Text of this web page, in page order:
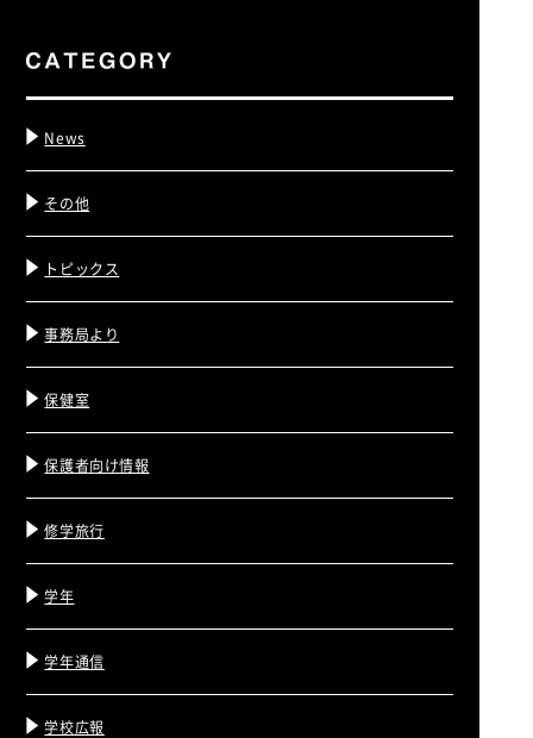
News
その他
トピックス
事務局より
保健室
保護者向け情報
修学旅行
学年
学年通信
学校広報